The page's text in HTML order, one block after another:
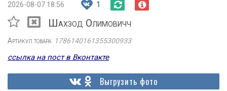
2026-08-07 18:56 1
Шахзод Олимовичч
Артикул товара: 1786140161355300933
ссылка на пост в Вконтакте
Выгрузить фото